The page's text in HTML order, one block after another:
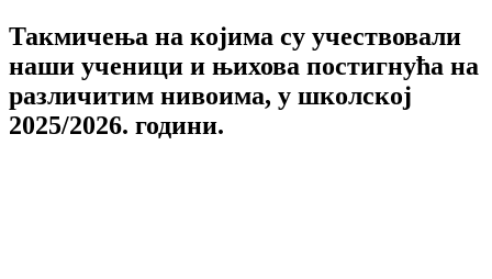
Такмичења на којима су учествовали
наши ученици и њихова постигнућа на
различитим нивоима, у школској
2025/2026. години.